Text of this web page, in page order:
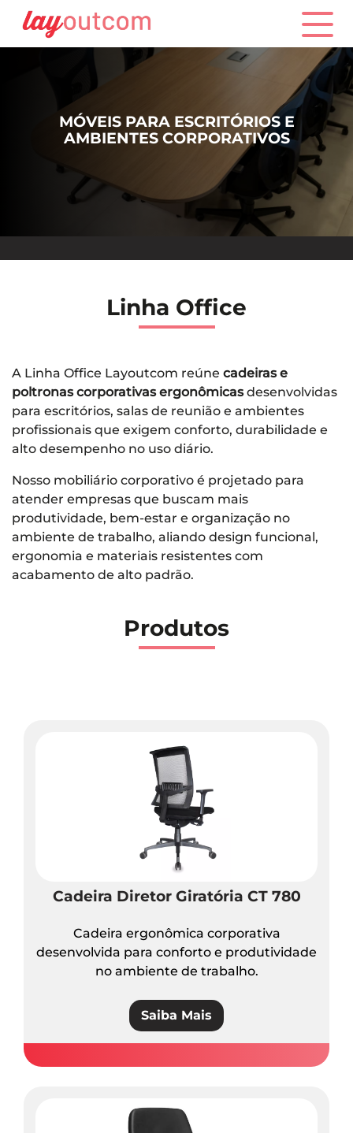
MÓVEIS PARA ESCRITÓRIOS E
AMBIENTES CORPORATIVOS
Linha Office
A Linha Office Layoutcom reúne cadeiras e
poltronas corporativas ergonômicasdesenvolvidas
para escritórios, salas de reunião e ambientes
profissionais que exigem conforto, durabilidade e
alto desempenho no uso diário.
Nosso mobiliário corporativo é projetado para
atender empresas que buscam mais
produtividade, bem-estar e organização no
ambiente de trabalho, aliando design funcional,
ergonomia e materiais resistentes com
acabamento de alto padrão.
Produtos
Cadeira Diretor Giratória CT 780
Cadeira ergonômica corporativa
desenvolvida para conforto e produtividade
no ambiente de trabalho.
Saiba Mais